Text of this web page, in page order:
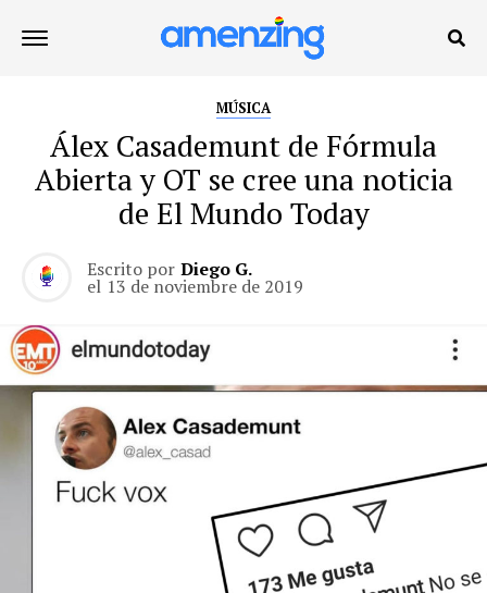
MÚSICA
Álex Casademunt de Fórmula
Abierta y OT se cree una noticia
de El Mundo Today
Escrito por Diego G.
el 13 de noviembre de 2019